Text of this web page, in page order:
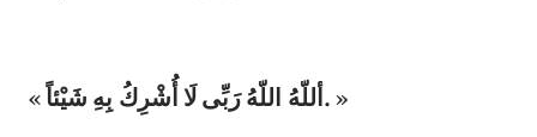
« أللّهُ اللّهُ رَبِّى لَا أُشْرِكُ بِهِ شَيْئاً. »